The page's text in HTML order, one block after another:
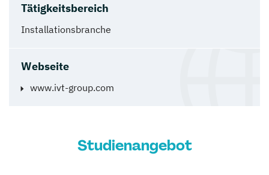
Tätigkeitsbereich
Installationsbranche
Webseite
www.ivt-group.com
Studienangebot